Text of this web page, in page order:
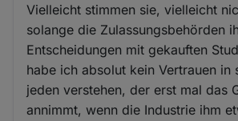
Vielleicht stimmen sie, vielleicht
solange die Zulassungsbehörden
Entscheidungen mit gekauften
habe ich absolut kein Vertrauen in
jeden verstehen, der erst mal das
annimmt, wenn die Industrie ihm